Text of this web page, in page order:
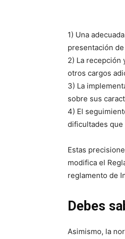
1) Una
presentación
2) La recepción
otros cargos
3) La
sobre sus
4) El
dificultades que
Estas
modifica el
reglamento de
Debes
Asimismo, la